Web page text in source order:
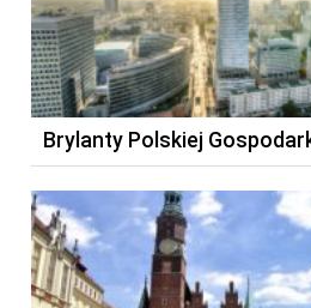
Brylanty Polskiej